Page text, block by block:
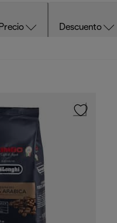
Precio Descuento